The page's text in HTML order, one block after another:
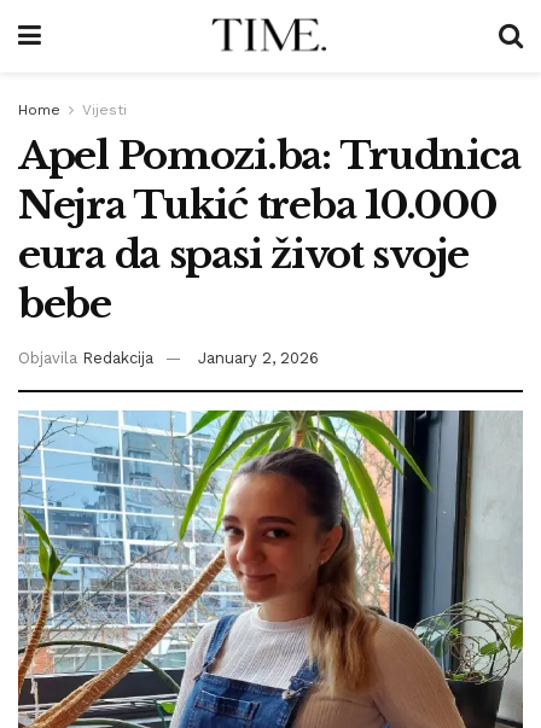
Home Vijesti
Apel Pomozi.ba: Trudnica
Nejra Tukić treba 10.000
eura da spasi život svoje
bebe
Objavila Redakcija January 2, 2026